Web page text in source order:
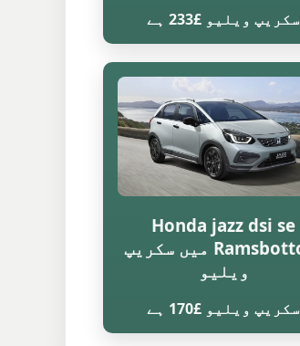
سکریپ ویلیو £233 ہے
Honda jazz dsi se
Ramsbottom میں سکریپ
ویلیو
سکریپ ویلیو £170 ہے